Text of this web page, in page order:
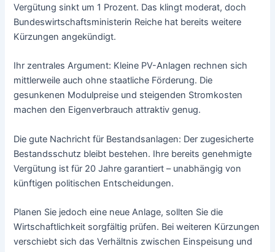
Vergütung sinkt um 1 Prozent. Das klingt moderat, doch
Bundeswirtschaftsministerin Reiche hat bereits weitere
Kürzungen angekündigt.
Ihr zentrales Argument: Kleine PV-Anlagen rechnen sich
mittlerweile auch ohne staatliche Förderung. Die
gesunkenen Modulpreise und steigenden Stromkosten
machen den Eigenverbrauch attraktiv genug.
Die gute Nachricht für Bestandsanlagen: Der zugesicherte
Bestandsschutz bleibt bestehen. Ihre bereits genehmigte
Vergütung ist für 20 Jahre garantiert – unabhängig von
künftigen politischen Entscheidungen.
Planen Sie jedoch eine neue Anlage, sollten Sie die
Wirtschaftlichkeit sorgfältig prüfen. Bei weiteren Kürzungen
verschiebt sich das Verhältnis zwischen Einspeisung und